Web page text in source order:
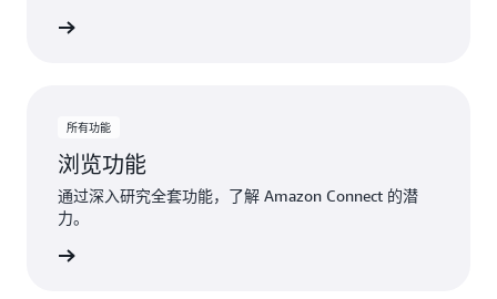
所有功能
浏览功能
通过深入研究全套功能，了解 Amazon Connect 的潜
力。